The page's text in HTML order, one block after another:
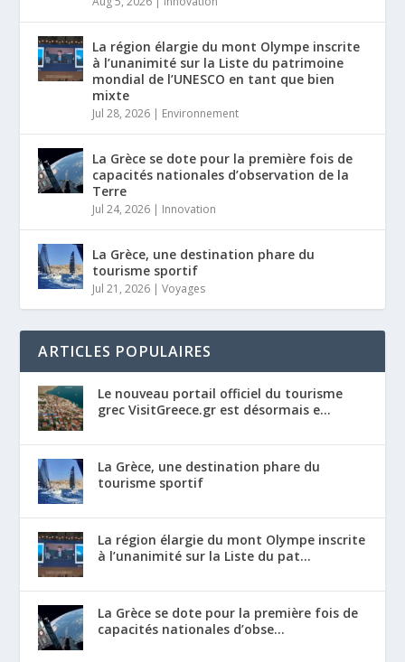
La région élargie du mont Olympe inscrite
à l’unanimité sur la Liste du patrimoine
mondial de l’UNESCO en tant que bien
mixte
Jul 28, 2026 | Environnement
La Grèce se dote pour la première fois de
capacités nationales d’observation de la
Terre
Jul 24, 2026 | Innovation
La Grèce, une destination phare du
tourisme sportif
Jul 21, 2026 |Voyages
ARTICLES POPULAIRES
Le nouveau portail officiel du tourisme
grec VisitGreece.gr est désormais e...
La Grèce, une destination phare du
tourisme sportif
La région élargie du mont Olympe inscrite
à l’unanimité sur la Liste du pat...
La Grèce se dote pour la première fois de
capacités nationales d’obse...